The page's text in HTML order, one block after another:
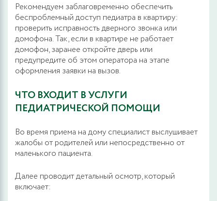
Рекомендуем заблаговременно обеспечить
беспроблемный доступ педиатра в квартиру:
проверить исправность дверного звонка или
домофона. Так, если в квартире не работает
домофон, заранее откройте дверь или
предупредите об этом оператора на этапе
оформления заявки на вызов.
ЧТО ВХОДИТ В УСЛУГИ
ПЕДИАТРИЧЕСКОЙ ПОМОЩИ
Во время приема на дому специалист выслушивает
жалобы от родителей или непосредственно от
маленького пациента.
Далее проводит детальный осмотр, который
включает: